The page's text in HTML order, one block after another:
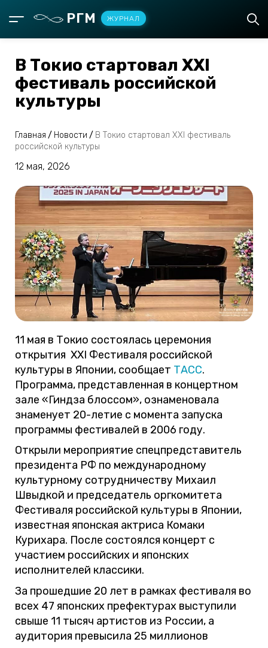
РГМ ЖУРНАЛ
В Токио стартовал XXI
фестиваль российской
культуры
Главная / Новости / В Токио стартовал XXI фестиваль
российской культуры
12 мая, 2026
11 мая в Токио состоялась церемония
открытия XXI Фестиваля российской
культуры в Японии, сообщает ТАСС.
Программа, представленная в концертном
зале «Гиндза блоссом», ознаменовала
знаменует 20-летие с момента запуска
программы фестивалей в 2006 году.
Открыли мероприятие спецпредставитель
президента РФ по международному
культурному сотрудничеству Михаил
Швыдкой и председатель оргкомитета
Фестиваля российской культуры в Японии,
известная японская актриса Комаки
Курихара. После состоялся концерт с
участием российских и японских
исполнителей классики.
За прошедшие 20 лет в рамках фестиваля во
всех 47 японских префектурах выступили
свыше 11 тысяч артистов из России, а
аудитория превысила 25 миллионов